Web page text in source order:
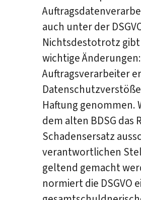
auch unter der
Nichtsdestotrotz gibt
wichtige
Auftragsverarbeiter
Haftung genommen.
dem alten BDSG das
Schadensersatz
verantwortlichen
geltend gemacht
normiert die DSGVO